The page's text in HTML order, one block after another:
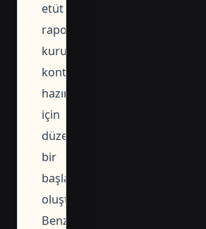
etüt
raporunun
kurum
kontrolüne
hazırlanması
için
düzenli
bir
başlangıç
oluşturmaktır.
Benzer